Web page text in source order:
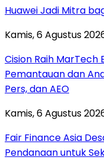
Huawei Jadi Mitra
Kamis, 6 Agustus
Cision Raih
Pemantauan dan
Pers, dan AEO
Kamis, 6 Agustus
Fair Finance Asia
Pendanaan untuk